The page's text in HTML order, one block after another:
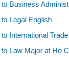
to Business
to Legal English
to International
to Law Major at Ho